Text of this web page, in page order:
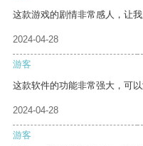
这款游戏的剧情非常感人，让我
2024-04-28
游客
这款软件的功能非常强大，可
2024-04-28
游客